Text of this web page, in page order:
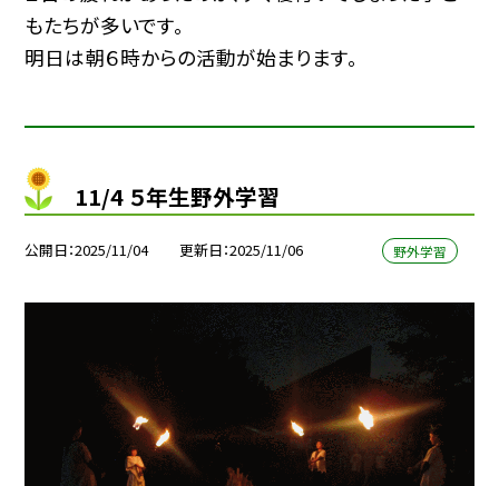
もたちが多いです。
明日は朝６時からの活動が始まります。
11/4 ５年生野外学習
公開日 2025/11/04 更新日 2025/11/06 野外学習